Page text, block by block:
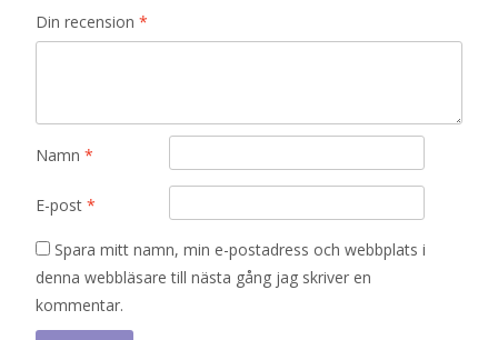
Din recension *
Namn *
E-post *
Spara mitt namn, min e-postadress och webbplats i
denna webbläsare till nästa gång jag skriver en
kommentar.